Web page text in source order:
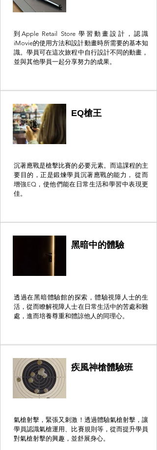
到Apple Retail Store 學習動畫設計，認識
iMovie的使用方法和設計動畫時所需要的基本知
識。學員可在這次旅程中自行設計不同的動畫，
並與其他學員一起分享努力的成果。
EQ槍王
沉著應戰是槍擊比賽的必要元素。而這課程的主
要目的，正是鍛煉學員沉著應戰的能力， 從而
增強EQ，使他們能在日常生活和學習中表現更
佳。
黑暗中的體驗
透過在黑暗體驗館的探索，體驗視障人士的生
活，從而瞭解視障人士在日常生活中的苦處和難
處，進而培養尊重和體諒他人的同理心。
疾風神槍體驗班
氣槍射擊，緊張又刺激！透過體驗氣槍射擊，讓
學員認識氣槍運用、比賽規則等，從而提升學員
對氣槍射擊的興趣，並舒展身心。